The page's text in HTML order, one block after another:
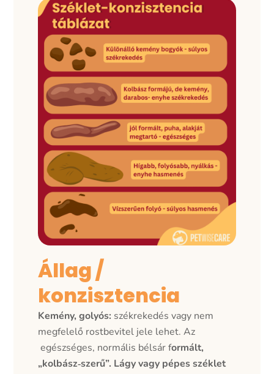
Állag /
konzisztencia
Kemény, golyós: székrekedés vagy nem
megfelelő rostbevitel jele lehet.Az
egészséges, normális bélsár formált,
„kolbász‑szerű”. Lágy vagy pépes széklet